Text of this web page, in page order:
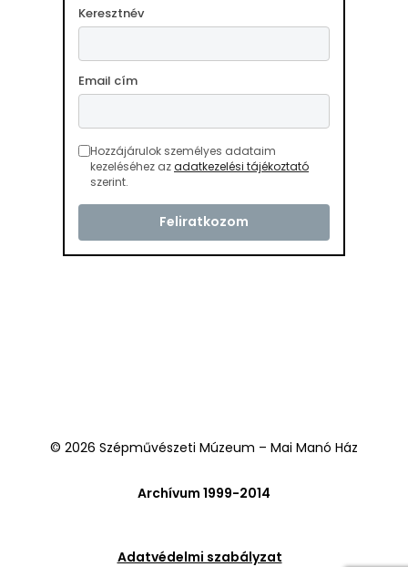
Keresztnév
Email cím
Hozzájárulok személyes adataim
kezeléséhez azadatkezelési tájékoztató
szerint.
© 2026 Szépművészeti Múzeum – Mai Manó Ház
Archívum 1999-2014
Adatvédelmi szabályzat